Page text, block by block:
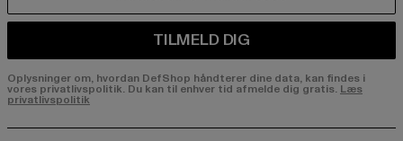
TILMELD DIG
Oplysninger om, hvordan DefShop håndterer dine data, kan findes i
vores privatlivspolitik. Du kan til enhver tid afmelde dig gratis. Læs
privatlivspolitik